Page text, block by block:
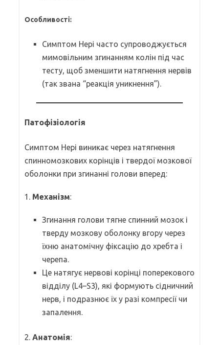
Особливості:
Симптом Нері часто супроводжується
мимовільним згинанням колін під час
тесту, щоб зменшити натягнення нервів
(так звана “реакція уникнення”).
Патофізіологія
Симптом Нері виникає через натягнення
спинномозкових корінців і твердої мозкової
оболонки при згинанні голови вперед:
1. Механізм:
Згинання голови тягне спинний мозок і
тверду мозкову оболонку вгору через
їхню анатомічну фіксацію до хребта і
черепа.
Це натягує нервові корінці поперекового
відділу (L4–S3), які формують сідничний
нерв, і подразнює їх у разі компресії чи
запалення.
2. Анатомія: